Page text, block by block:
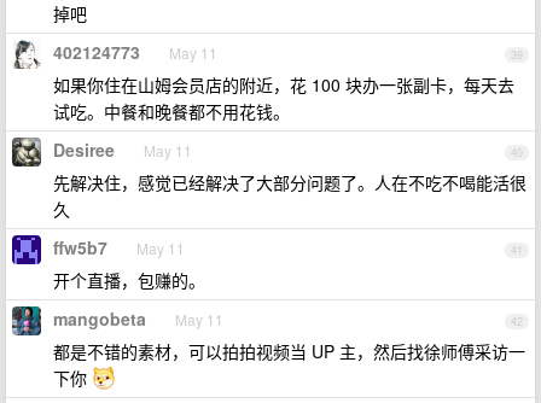
掉吧
39
402124773 May 11
如果你住在山姆会员店的附近，花 100 块办一张副卡，每天去
试吃。中餐和晚餐都不用花钱。
40
Desiree May 11
先解决住，感觉已经解决了大部分问题了。人在不吃不喝能活很
久
41
ffw5b7 May 11
开个直播，包赚的。
42
mangobeta May 11
都是不错的素材，可以拍拍视频当 UP 主，然后找徐师傅采访一
下你